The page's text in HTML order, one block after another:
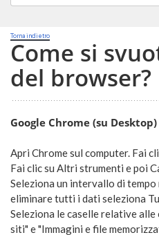
Torna indietro
Come si
del browser?
Google Chrome (su Desktop)
Apri Chrome sul computer. Fai
Fai clic su Altri strumenti e poi
Seleziona un intervallo di
eliminare tutti i dati seleziona
Seleziona le caselle relative
siti" e "Immagini e file